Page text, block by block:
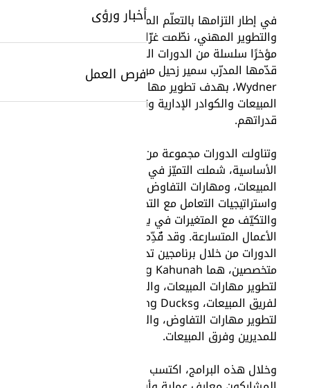
أخبار ورؤى
فرص العمل
SearchButtonText
في إطار التزامها بالتعلّم المستمر
والتطوير المهني، نظّمت غزّاوي قطر
مؤخرًا سلسلة من الدورات التدريبية
قدّمها المدرّب سمير زحيل من
Wydner، بهدف تطوير مهارات فريق
المبيعات والكوادر الإدارية وتعزيز
قدراتهم.
وتناولت الدورات مجموعة من المحاور
الأساسية، شملت التميّز في
المبيعات، ومهارات التفاوض،
واستراتيجيات التعامل مع التحديات
والتكيّف مع المتغيرات في بيئة
الأعمال المتسارعة. وقد قُدِّمت هذه
الدورات من خلال برنامجين تدريبيين
متخصصين، هما Big Kahunah
لتطوير مهارات المبيعات، والموجّه
لفريق المبيعات، وSitting Ducks
لتطوير مهارات التفاوض، والمخصّص
للمديرين وفرق المبيعات.
وخلال هذه البرامج، اكتسب